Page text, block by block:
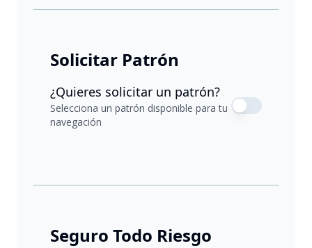
Solicitar Patrón
¿Quieres solicitar un patrón?
Selecciona un patrón disponible para tu
navegación
Seguro Todo Riesgo